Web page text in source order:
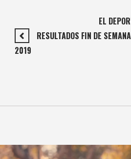
EL
RESULTADOS FIN DE
2019